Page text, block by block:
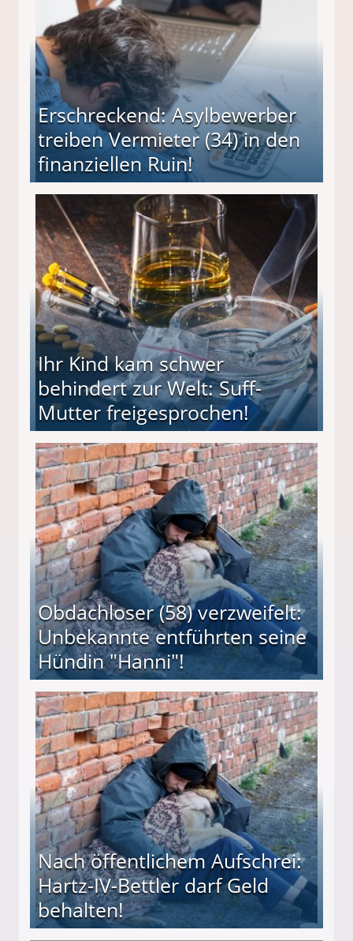
Erschreckend: Asylbewerber
treiben Vermieter (34) in den
finanziellen Ruin!
(34) in den finanziellen Ruin!
Ihr Kind kam schwer
behindert zur Welt: Suff-
Mutter freigesprochen!
Mutter freigesprochen!
Obdachloser (58) verzweifelt:
Unbekannte entführten seine
Hündin "Hanni"!
entführten seine Hündin "Hanni"!
Nach öffentlichem Aufschrei:
Hartz-IV-Bettler darf Geld
behalten!